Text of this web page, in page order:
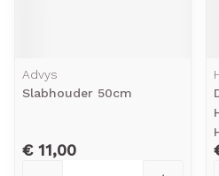
Advys
Slabhouder 50cm
€ 11,00